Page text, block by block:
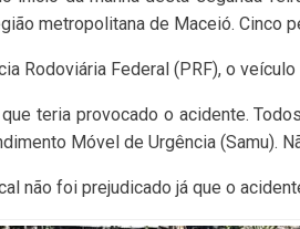
metropolitana de Maceió. Cinco
Rodoviária Federal (PRF), o
teria provocado o acidente.
Móvel de Urgência (Samu).
não foi prejudicado já que o